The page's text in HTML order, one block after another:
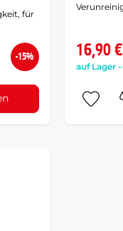
für
-15% 16,90 €
auf Lager